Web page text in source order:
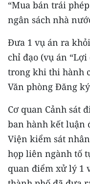
TIN ĐỊA PHƯƠNG
Trung du và miền
Đồng bằng sông
Bắc Trung Bộ
Duyên hải Nam
Nguyên
Đông Nam Bộ
Đồng bằng sông
“Mua bán trái
ngân sách nhà
Đưa 1 vụ án ra
chỉ đạo (vụ án
trong khi thi hành
Văn phòng Đăng
Cơ quan Cảnh sát
ban hành kết luận
Viện kiểm sát
họp liên ngành tố
quan điểm xử lý 1